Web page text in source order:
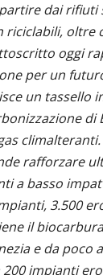
dai rifiuti
riciclabili, oltre
oggi
per un
un tassello
di
rafforzare
a basso
3.500
il
e da poco
200 impianti